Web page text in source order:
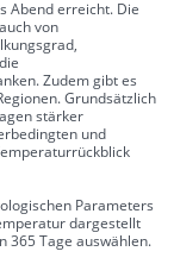
Abend erreicht. Die
von
Zudem gibt es
Grundsätzlich
stärker
und
Parameters
dargestellt
365 Tage auswählen.